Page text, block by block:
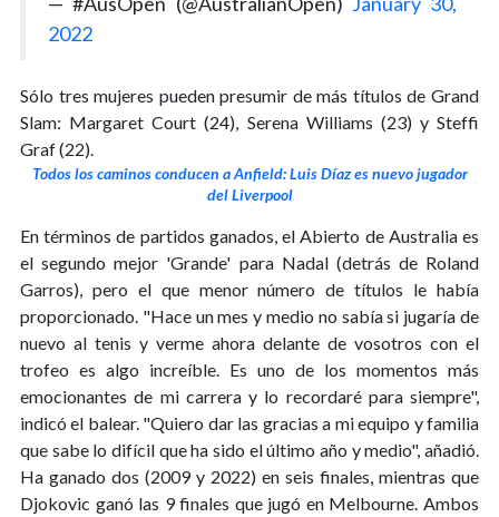
2022
Sólo tres mujeres pueden presumir de más títulos de Grand
Slam: Margaret Court (24), Serena Williams (23) y Steffi
Graf (22).
Todos los caminos conducen a Anfield: Luis Díaz es nuevo jugador
del Liverpool
En términos de partidos ganados, el Abierto de Australia es
el segundo mejor 'Grande' para Nadal (detrás de Roland
Garros), pero el que menor número de títulos le había
proporcionado. "Hace un mes y medio no sabía si jugaría de
nuevo al tenis y verme ahora delante de vosotros con el
trofeo es algo increíble. Es uno de los momentos más
emocionantes de mi carrera y lo recordaré para siempre",
indicó el balear. "Quiero dar las gracias a mi equipo y familia
que sabe lo difícil que ha sido el último año y medio", añadió.
Ha ganado dos (2009 y 2022) en seis finales, mientras que
Djokovic ganó las 9 finales que jugó en Melbourne. Ambos